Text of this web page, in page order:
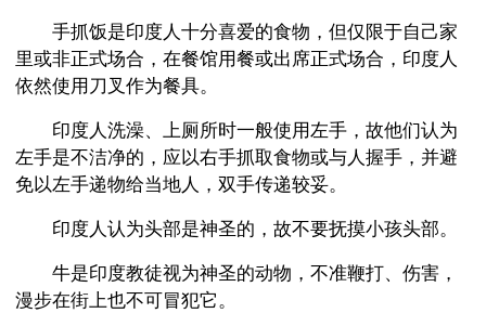
手抓饭是印度人十分喜爱的食物，但仅限于自己家
里或非正式场合，在餐馆用餐或出席正式场合，印度人
依然使用刀叉作为餐具。
印度人洗澡、上厕所时一般使用左手，故他们认为
左手是不洁净的，应以右手抓取食物或与人握手，并避
免以左手递物给当地人，双手传递较妥。
印度人认为头部是神圣的，故不要抚摸小孩头部。
牛是印度教徒视为神圣的动物，不准鞭打、伤害，
漫步在街上也不可冒犯它。